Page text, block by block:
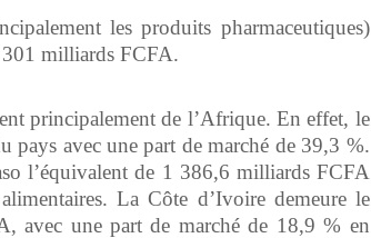
les produits pharmaceutiques)
milliards FCFA.
principalement de l’Afrique. En effet, le
pays avec une part de marché de 39,3 %.
l’équivalent de 1 386,6 milliards FCFA
La Côte d’Ivoire demeure le
avec une part de marché de 18,9 % en